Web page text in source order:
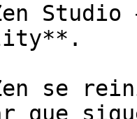
se
que